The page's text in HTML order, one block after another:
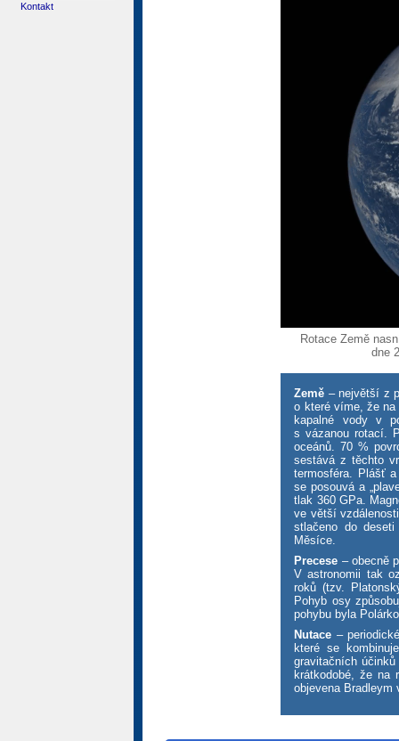
Kontakt
Rotace Země
dne
Země – největší z
o které víme, že
kapalné vody v
s vázanou rotací.
oceánů. 70 %
sestává z těchto
termosféra. Plášť
se posouvá a
tlak 360 GPa.
ve větší
stlačeno do
Měsíce.
Precese – obecně
V astronomii tak
roků (tzv.
Pohyb osy
pohybu byla
Nutace –
které se
gravitačních
krátkodobé, že na
objevena Bradleym